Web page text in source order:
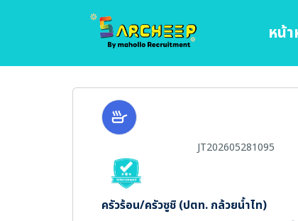
หน้
JT202605281095
ครัวร้อน/ครัวซูชิ (ปตท. กล้วยน้ำไท)